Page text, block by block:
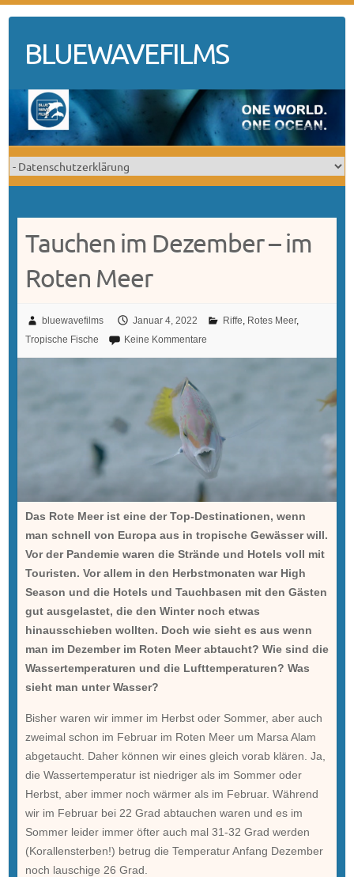
contentBLUEWAVEFILMS
Tauchen im Dezember – im
Roten Meer
bluewavefilms Januar 4, 2022 Riffe, Rotes Meer,
Tropische Fische
Keine Kommentare
Das Rote Meer ist eine der Top-Destinationen, wenn
man schnell von Europa aus in tropische Gewässer will.
Vor der Pandemie waren die Strände und Hotels voll mit
Touristen. Vor allem in den Herbstmonaten war High
Season und die Hotels und Tauchbasen mit den Gästen
gut ausgelastet, die den Winter noch etwas
hinausschieben wollten. Doch wie sieht es aus wenn
man im Dezember im Roten Meer abtaucht? Wie sind die
Wassertemperaturen und die Lufttemperaturen? Was
sieht man unter Wasser?
Bisher waren wir immer im Herbst oder Sommer, aber auch
zweimal schon im Februar im Roten Meer um Marsa Alam
abgetaucht. Daher können wir eines gleich vorab klären. Ja,
die Wassertemperatur ist niedriger als im Sommer oder
Herbst, aber immer noch wärmer als im Februar. Während
wir im Februar bei 22 Grad abtauchen waren und es im
Sommer leider immer öfter auch mal 31-32 Grad werden
(Korallensterben!) betrug die Temperatur Anfang Dezember
noch lauschige 26 Grad.